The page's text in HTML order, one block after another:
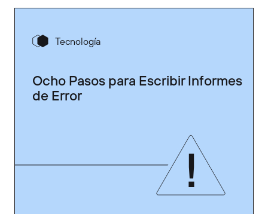
Tecnología
Ocho Pasos para Escribir Informes
de Error